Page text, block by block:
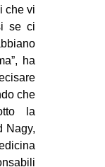
che vi
se ci
ha
che
la
Nagy,